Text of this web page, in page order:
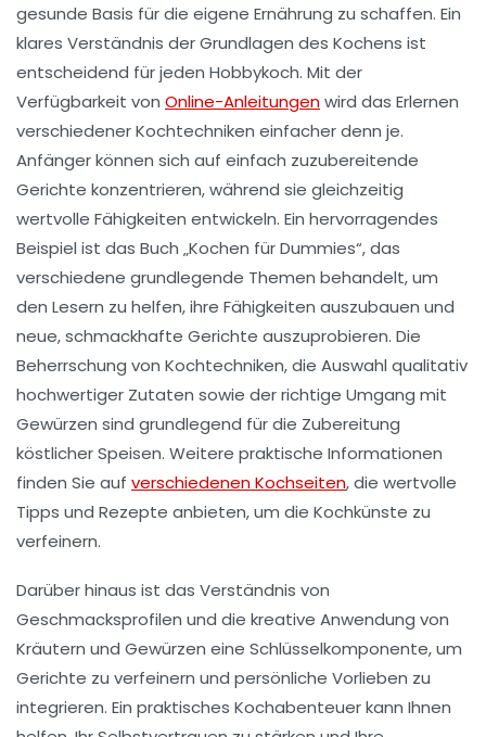
gesunde Basis für die eigene Ernährung zu schaffen. Ein
klares Verständnis derGrundlagen des Kochens ist
entscheidend für jeden Hobbykoch. Mit der
Verfügbarkeit von Online-Anleitungenwird das Erlernen
verschiedener Kochtechniken einfacher denn je.
Anfänger können sich auf einfach zuzubereitende
Gerichte konzentrieren, während sie gleichzeitig
wertvolle Fähigkeiten entwickeln. Ein hervorragendes
Beispiel ist das Buch „Kochen für Dummies“, das
verschiedene grundlegende Themen behandelt, um
den Lesern zu helfen, ihre Fähigkeiten auszubauen und
neue, schmackhafte Gerichte auszuprobieren. Die
Beherrschung von Kochtechniken, die Auswahl qualitativ
hochwertiger Zutaten sowie der richtige Umgang mit
Gewürzen sind grundlegend für die Zubereitung
köstlicher Speisen. Weitere praktische Informationen
finden Sie auf verschiedenen Kochseiten, die wertvolle
Tipps und Rezepte anbieten, um die Kochkünste zu
verfeinern.
Darüber hinaus ist das Verständnis von
Geschmacksprofilen und die kreative Anwendung von
Kräutern und Gewürzen eine Schlüsselkomponente, um
Gerichte zu verfeinern und persönliche Vorlieben zu
integrieren. Ein praktisches Kochabenteuer kann Ihnen